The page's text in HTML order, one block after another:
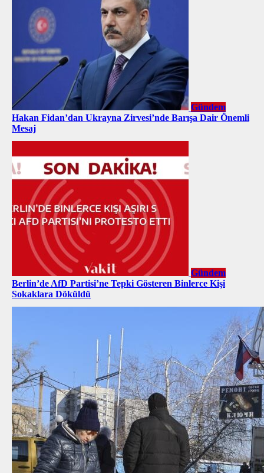
Gündem
Hakan Fidan’dan Ukrayna Zirvesi’nde Barışa Dair Önemli
Mesaj
Gündem
Berlin’de AfD Partisi’ne Tepki Gösteren Binlerce Kişi
Sokaklara Döküldü